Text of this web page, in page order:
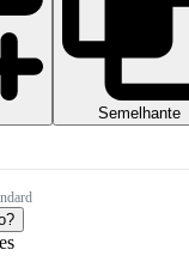
Semelhante